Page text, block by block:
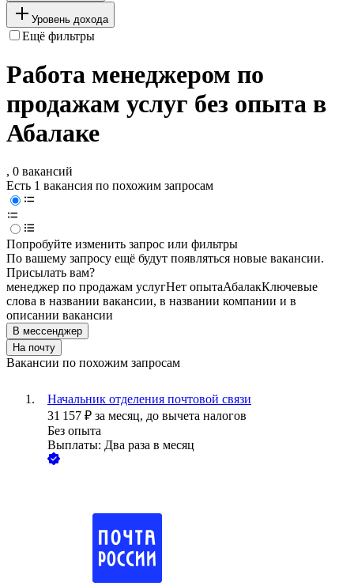
Уровень дохода
Ещё фильтры
Работа менеджером по
продажам услуг без опыта в
Абалаке
, 0 вакансий
Есть 1 вакансия по похожим запросам
Попробуйте изменить запрос или фильтры
По вашему запросу ещё будут появляться новые вакансии.
Присылать вам?
менеджер по продажам услугНет опытаАбалакКлючевые
слова в названии вакансии, в названии компании и в
описании вакансии
В мессенджер
На почту
Вакансии по похожим запросам
Начальник отделения почтовой связи
31 157 ₽ за месяц, до вычета налогов
Без опыта
Выплаты: Два раза в месяц